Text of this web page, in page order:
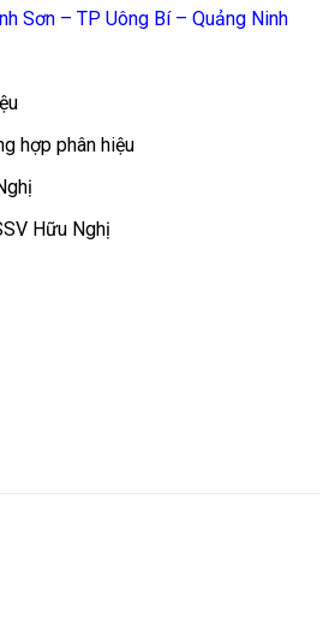
Sơn – TP Uông Bí – Quảng Ninh
hợp phân hiệu
Hữu Nghị